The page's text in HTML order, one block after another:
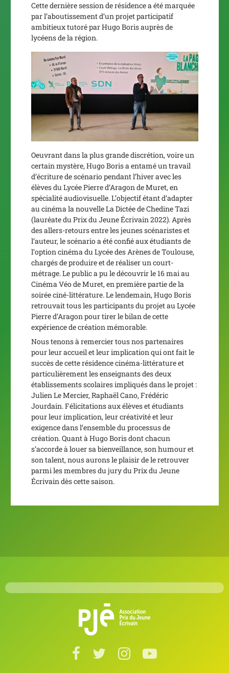
Cette dernière session de résidence a été marquée
par l’aboutissement d’un projet participatif
ambitieux tutoré par Hugo Boris auprès de
lycéens de la région.
Oeuvrant dans la plus grande discrétion, voire un
certain mystère, Hugo Boris a entamé un travail
d’écriture de scénario pendant l’hiver avec les
élèves du Lycée Pierre d’Aragon de Muret, en
spécialité audiovisuelle. L’objectif étant d’adapter
au cinéma la nouvelleLa Dictéede Chedine Tazi
(lauréate du Prix du Jeune Écrivain 2022). Après
des allers-retours entre les jeunes scénaristes et
l’auteur, le scénario a été confié aux étudiants de
l’option cinéma du Lycée des Arènes de Toulouse,
chargés de produire et de réaliser un court-
métrage. Le public a pu le découvrir le 16 mai au
Cinéma Véo de Muret, en première partie de la
soirée ciné-littérature. Le lendemain, Hugo Boris
retrouvait tous les participants du projet au Lycée
Pierre d’Aragon pour tirer le bilan de cette
expérience de création mémorable.
Nous tenons à remercier tous nos partenaires
pour leur accueil et leur implication qui ont fait le
succès de cette résidence cinéma-littérature et
particulièrement les enseignants des deux
établissements scolaires impliqués dans le projet :
Julien Le Mercier, Raphaël Cano, Frédéric
Jourdain. Félicitations aux élèves et étudiants
pour leur implication, leur créativité et leur
exigence dans l’ensemble du processus de
création. Quant à Hugo Boris dont chacun
s’accorde à louer sa bienveillance, son humour et
son talent, nous aurons le plaisir de le retrouver
parmi les membres du jury du Prix du Jeune
Écrivain dès cette saison.